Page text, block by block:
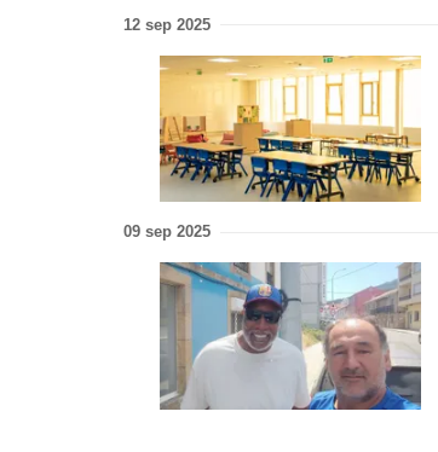
12 sep 2025
09 sep 2025